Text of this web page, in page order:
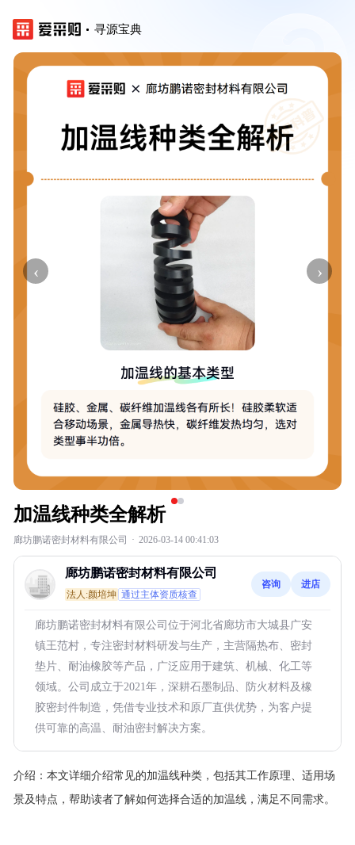
寻源宝典
‹ ›
加温线种类全解析
廊坊鹏诺密封材料有限公司 · 2026-03-14 00:41:03
廊坊鹏诺密封材料有限公司
法人:颜培坤 通过主体资质核查
咨询 进店
廊坊鹏诺密封材料有限公司位于河北省廊坊市大城县广安
镇王范村，专注密封材料研发与生产，主营隔热布、密封
垫片、耐油橡胶等产品，广泛应用于建筑、机械、化工等
领域。公司成立于2021年，深耕石墨制品、防火材料及橡
胶密封件制造，凭借专业技术和原厂直供优势，为客户提
供可靠的高温、耐油密封解决方案。
介绍： 本文详细介绍常见的加温线种类，包括其工作原理、适用场
景及特点，帮助读者了解如何选择合适的加温线，满足不同需求。